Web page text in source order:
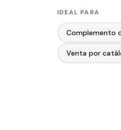
IDEAL PARA
Complemento
Venta por